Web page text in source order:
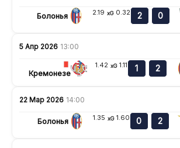
Болонья 2.19 xG 0.32 2 0
5 Апр 2026 13:00
Кремонезе
1.42 xG 1.11 1 2
22 Мар 2026 14:00
Болонья 1.35 xG 1.60 0 2